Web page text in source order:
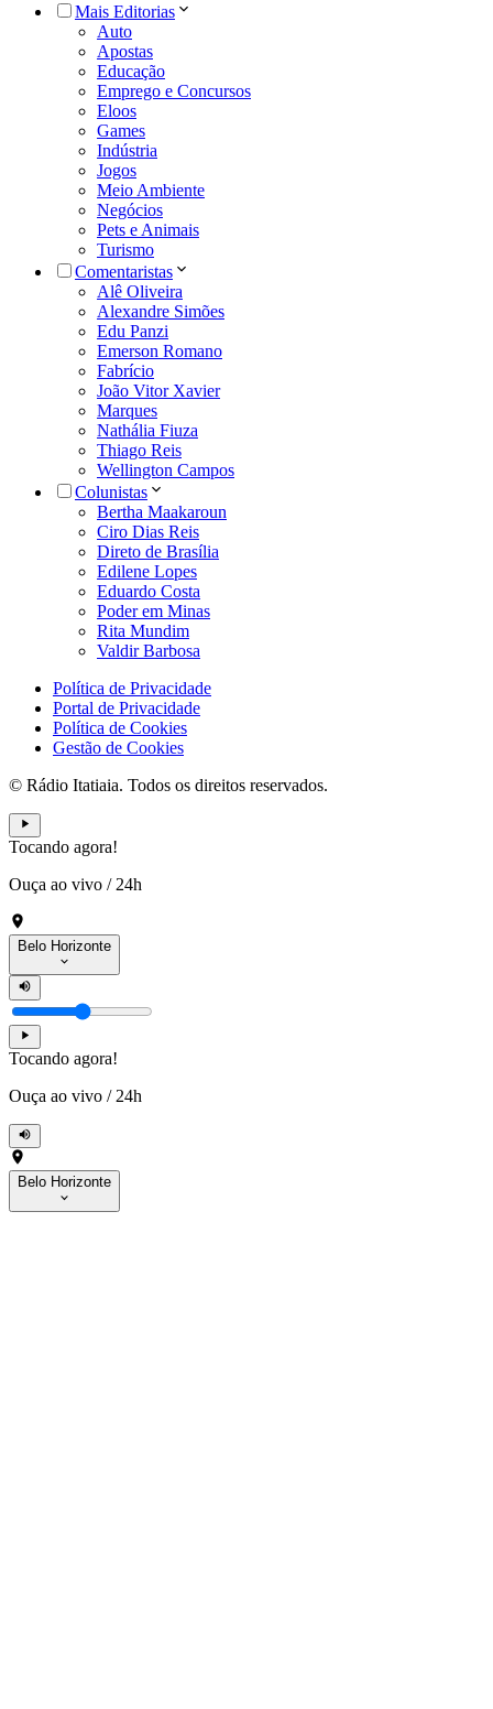
Mais Editorias
Auto
Apostas
Educação
Emprego e Concursos
Eloos
Games
Indústria
Jogos
Meio Ambiente
Negócios
Pets e Animais
Turismo
Comentaristas
Alê Oliveira
Alexandre Simões
Edu Panzi
Emerson Romano
Fabrício
João Vitor Xavier
Marques
Nathália Fiuza
Thiago Reis
Wellington Campos
Colunistas
Bertha Maakaroun
Ciro Dias Reis
Direto de Brasília
Edilene Lopes
Eduardo Costa
Poder em Minas
Rita Mundim
Valdir Barbosa
Política de Privacidade
Portal de Privacidade
Política de Cookies
Gestão de Cookies
© Rádio Itatiaia. Todos os direitos reservados.
Tocando agora!
Ouça ao vivo / 24h
Belo Horizonte
Tocando agora!
Ouça ao vivo / 24h
Belo Horizonte